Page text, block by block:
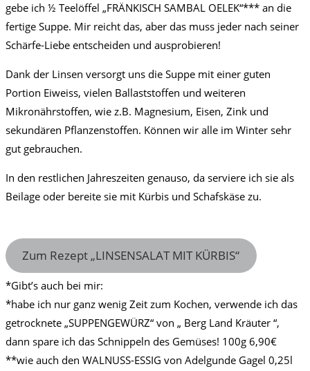
gebe ich ½ Teelöffel „FRÄNKISCH SAMBAL OELEK“*** an die
fertige Suppe. Mir reicht das, aber das muss jeder nach seiner
Schärfe-Liebe entscheiden und ausprobieren!
Dank der Linsen versorgt uns die Suppe mit einer guten
Portion Eiweiss, vielen Ballaststoffen und weiteren
Mikronährstoffen, wie z.B. Magnesium, Eisen, Zink und
sekundären Pflanzenstoffen. Können wir alle im Winter sehr
gut gebrauchen.
In den restlichen Jahreszeiten genauso, da serviere ich sie als
Beilage oder bereite sie mit Kürbis und Schafskäse zu.
Zum Rezept „LINSENSALAT MIT KÜRBIS“
*Gibt’s auch bei mir:
*habe ich nur ganz wenig Zeit zum Kochen, verwende ich das
getrocknete „SUPPENGEWÜRZ“ von „ Berg Land Kräuter “,
dann spare ich das Schnippeln des Gemüses! 100g 6,90€
**wie auch den WALNUSS-ESSIG von Adelgunde Gagel 0,25l